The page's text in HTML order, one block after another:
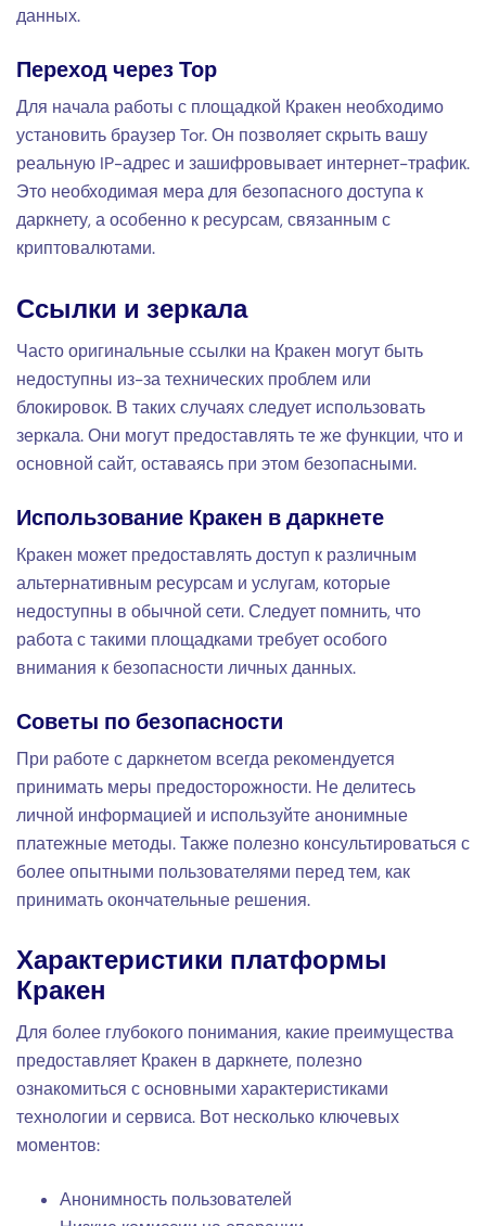
данных.
Переход через Тор
Для начала работы с площадкой Кракен необходимо
установить браузер Tor. Он позволяет скрыть вашу
реальную IP-адрес и зашифровывает интернет-трафик.
Это необходимая мера для безопасного доступа к
даркнету, а особенно к ресурсам, связанным с
криптовалютами.
Ссылки и зеркала
Часто оригинальные ссылки на Кракен могут быть
недоступны из-за технических проблем или
блокировок. В таких случаях следует использовать
зеркала. Они могут предоставлять те же функции, что и
основной сайт, оставаясь при этом безопасными.
Использование Кракен в даркнете
Кракен может предоставлять доступ к различным
альтернативным ресурсам и услугам, которые
недоступны в обычной сети. Следует помнить, что
работа с такими площадками требует особого
внимания к безопасности личных данных.
Советы по безопасности
При работе с даркнетом всегда рекомендуется
принимать меры предосторожности. Не делитесь
личной информацией и используйте анонимные
платежные методы. Также полезно консультироваться с
более опытными пользователями перед тем, как
принимать окончательные решения.
Характеристики платформы
Кракен
Для более глубокого понимания, какие преимущества
предоставляет Кракен в даркнете, полезно
ознакомиться с основными характеристиками
технологии и сервиса. Вот несколько ключевых
моментов:
Анонимность пользователей